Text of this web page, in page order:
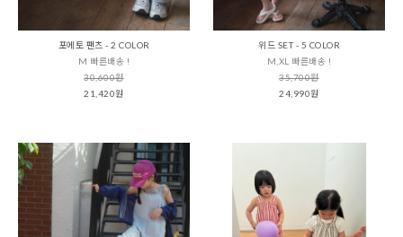
포에토 팬츠 - 2 COLOR
M 빠른배송 !
30,600원
21,420원
위드 SET - 5 COLOR
M,XL 빠른배송 !
35,700원
24,990원